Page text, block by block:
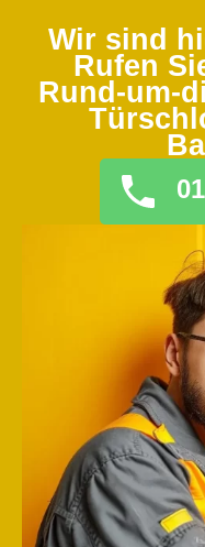
Wir sind
Rufen
Rund-um-